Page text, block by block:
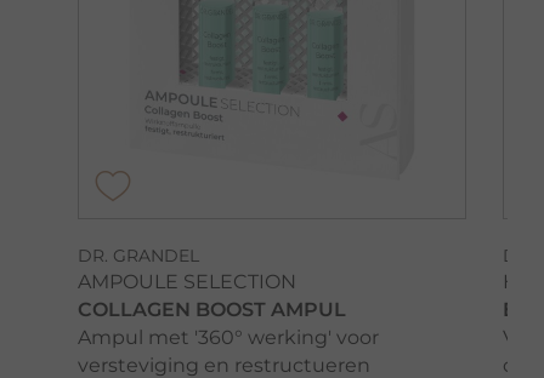
DR. GRANDEL
AMPOULE SELECTION
COLLAGEN BOOST AMPUL
Ampul met '360° werking' voor
versteviging en restructueren
DR.